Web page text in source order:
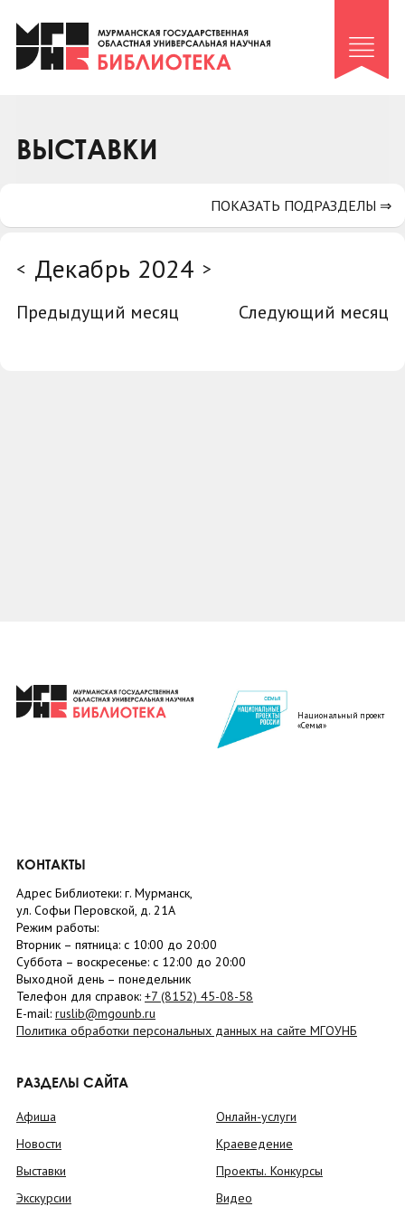
Клуб «Гиря и сельдерей»
Клуб «Семейный архив»
Коллегам
ВЫСТАВКИ
< Декабрь 2024 >
Предыдущий месяц
Следующий месяц
ПОКАЗАТЬ ПОДРАЗДЕЛЫ ⇒
Национальный проект
«Семья»
КОНТАКТЫ
Адрес Библиотеки: г. Мурманск,
ул. Софьи Перовской, д. 21А
Режим работы:
Вторник – пятница: с 10:00 до 20:00
Суббота – воскресенье: c 12:00 до 20:00
Выходной день – понедельник
Телефон для справок: +7 (8152) 45-08-58
E-mail: ruslib@mgounb.ru
Политика обработки персональных данных на сайте МГОУНБ
РАЗДЕЛЫ САЙТА
Афиша
Новости
Выставки
Экскурсии
Онлайн-услуги
Краеведение
Проекты. Конкурсы
Видео